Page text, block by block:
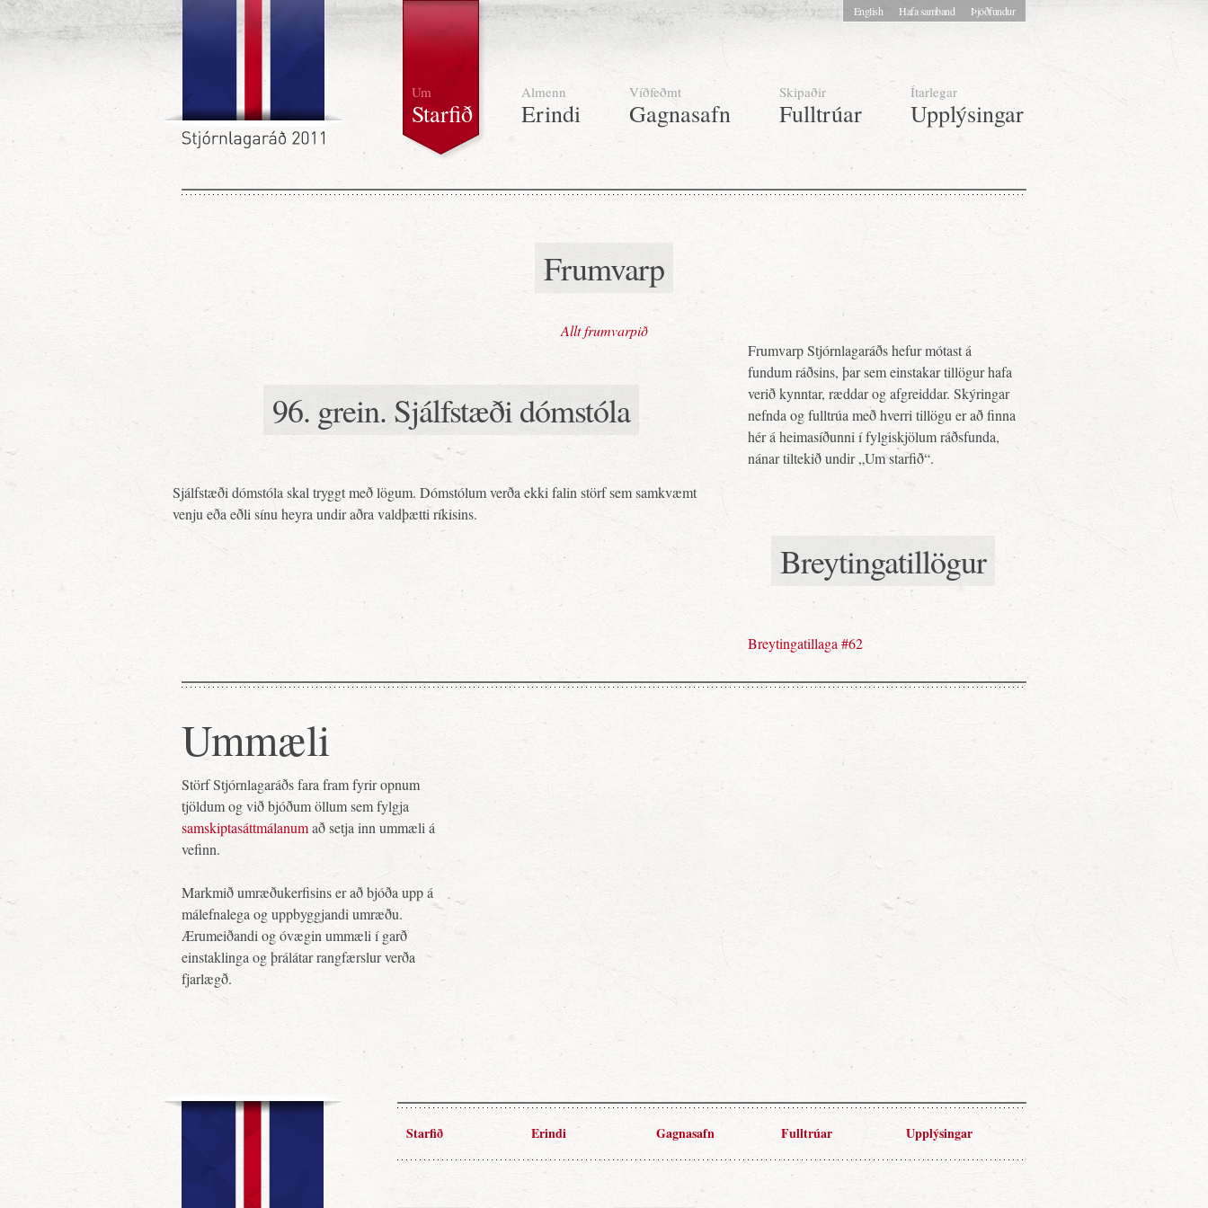
Um
Starfið
Almenn
Erindi
Víðfeðmt
Gagnasafn
Skipaðir
Fulltrúar
Ítarlegar
Upplýsingar
English Hafa samband Þjóðfundur
Frumvarp
Allt frumvarpið
96. grein. Sjálfstæði dómstóla
Sjálfstæði dómstóla skal tryggt með lögum. Dómstólum verða ekki falin störf sem samkvæmt
venju eða eðli sínu heyra undir aðra valdþætti ríkisins.
Frumvarp Stjórnlagaráðs hefur mótast á
fundum ráðsins, þar sem einstakar tillögur hafa
verið kynntar, ræddar og afgreiddar. Skýringar
nefnda og fulltrúa með hverri tillögu er að finna
hér á heimasíðunni í fylgiskjölum ráðsfunda,
nánar tiltekið undir „Um starfið“.
Breytingatillögur
Breytingatillaga #62
Ummæli
Störf Stjórnlagaráðs fara fram fyrir opnum
tjöldum og við bjóðum öllum sem fylgja
samskiptasáttmálanumað setja inn ummæli á
vefinn.
Markmið umræðukerfisins er að bjóða upp á
málefnalega og uppbyggjandi umræðu.
Ærumeiðandi og óvægin ummæli í garð
einstaklinga og þrálátar rangfærslur verða
fjarlægð.
Starfið Erindi Gagnasafn Fulltrúar Upplýsingar